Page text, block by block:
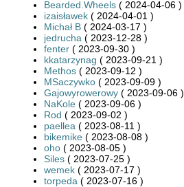
Bearded.Wheels ( 2024-04-06 )
izaisławek ( 2024-04-01 )
Michał B ( 2024-03-17 )
jedrucha ( 2023-12-28 )
fenter ( 2023-09-30 )
kkatarzynag ( 2023-09-21 )
Methos ( 2023-09-12 )
MSaczywko ( 2023-09-09 )
Gajowyrowerowy ( 2023-09-06 )
NaKole ( 2023-09-06 )
Rod ( 2023-09-02 )
paellea ( 2023-08-11 )
bikemike ( 2023-08-08 )
oho ( 2023-08-05 )
Siles ( 2023-07-25 )
wemek ( 2023-07-17 )
torpeda ( 2023-07-16 )